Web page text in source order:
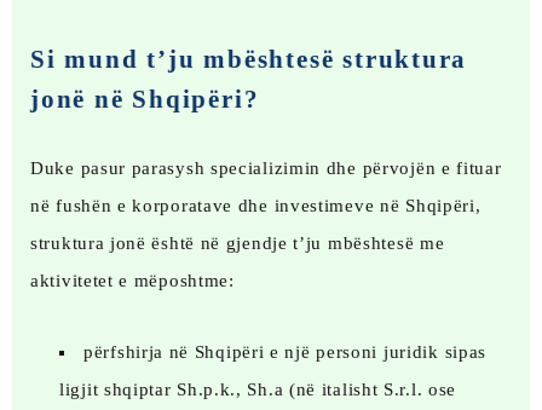
Si mund t’ju mbështesë struktura
jonë në Shqipëri?
Duke pasur parasysh specializimin dhe përvojën e fituar
në fushën e korporatave dhe investimeve në Shqipëri,
struktura jonë është në gjendje t’ju mbështesë me
aktivitetet e mëposhtme:
përfshirja në Shqipëri e një personi juridik sipas
ligjit shqiptar Sh.p.k., Sh.a (në italisht S.r.l. ose